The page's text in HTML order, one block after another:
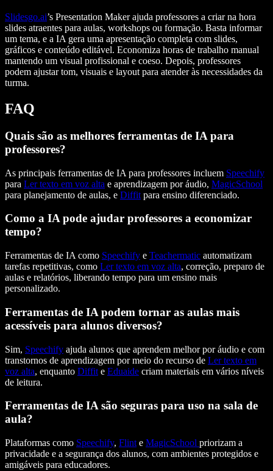
Slidesgo.ai’s Presentation Maker ajuda professores a criar na hora
slides atraentes para aulas, workshops ou formação. Basta informar
um tema, e a IA gera uma apresentação completa com slides,
gráficos e conteúdo editável. Economiza horas de trabalho manual
mantendo um visual profissional e coeso. Depois, professores
podem ajustar tom, visuais e layout para atender às necessidades da
turma.
FAQ
Quais são as melhores ferramentas de IA para
professores?
As principais ferramentas de IA para professores incluem Speechify
para Ler texto em voz alta e aprendizagem por áudio, MagicSchool
para planejamento de aulas, e Diffit para ensino diferenciado.
Como a IA pode ajudar professores a economizar
tempo?
Ferramentas de IA como Speechify e Teachermatic automatizam
tarefas repetitivas, como Ler texto em voz alta, correção, preparo de
aulas e relatórios, liberando tempo para um ensino mais
personalizado.
Ferramentas de IA podem tornar as aulas mais
acessíveis para alunos diversos?
Sim, Speechify ajuda alunos que aprendem melhor por áudio e com
transtornos de aprendizagem por meio do recurso de Ler texto em
voz alta, enquanto Diffit e Eduaide criam materiais em vários níveis
de leitura.
Ferramentas de IA são seguras para uso na sala de
aula?
Plataformas como Speechify, Flint e MagicSchool priorizam a
privacidade e a segurança dos alunos, com ambientes protegidos e
amigáveis para educadores.